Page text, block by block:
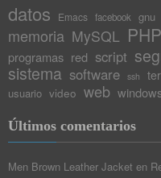
datos Emacs facebook gnu
memoria MySQL PHP
programas red script
sistema software ssh
usuario video web
Últimos comentarios
Men Brown Leather Jacket en